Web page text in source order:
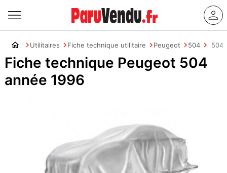
Utilitaires Fiche technique utilitaire Peugeot 504 504
Fiche technique Peugeot 504
année 1996